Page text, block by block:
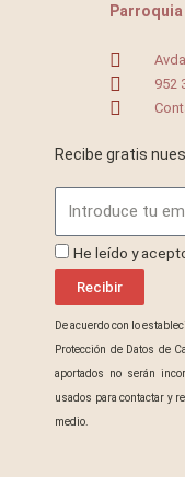
952
Recibe gratis
ProteccionDatos
He leído y
Recibir
De acuerdo con lo
Protección de Datos de
aportados no serán
usados para contactar y
medio.